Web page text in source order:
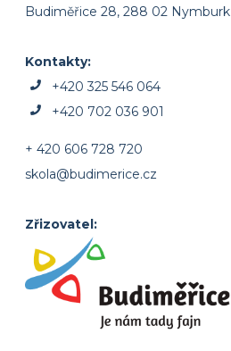
Budiměřice 28, 288 02 Nymburk
Kontakty:
+420 325 546 064
+420 702 036 901
+ 420 606 728 720
skola@budimerice.cz
Zřizovatel: